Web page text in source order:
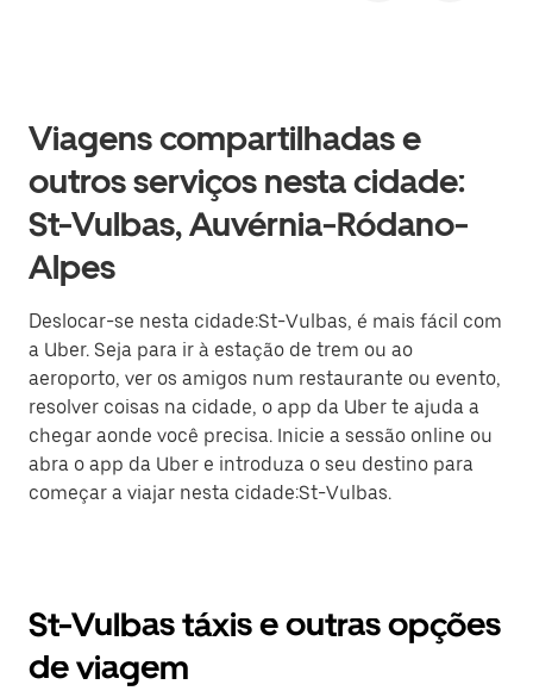
Viagens compartilhadas e
outros serviços nesta cidade:
St-Vulbas, Auvérnia-Ródano-
Alpes
Deslocar-se nesta cidade:St-Vulbas, é mais fácil com
a Uber. Seja para ir à estação de trem ou ao
aeroporto, ver os amigos num restaurante ou evento,
resolver coisas na cidade, o app da Uber te ajuda a
chegar aonde você precisa. Inicie a sessão online ou
abra o app da Uber e introduza o seu destino para
começar a viajar nesta cidade:St-Vulbas.
St-Vulbas táxis e outras opções
de viagem